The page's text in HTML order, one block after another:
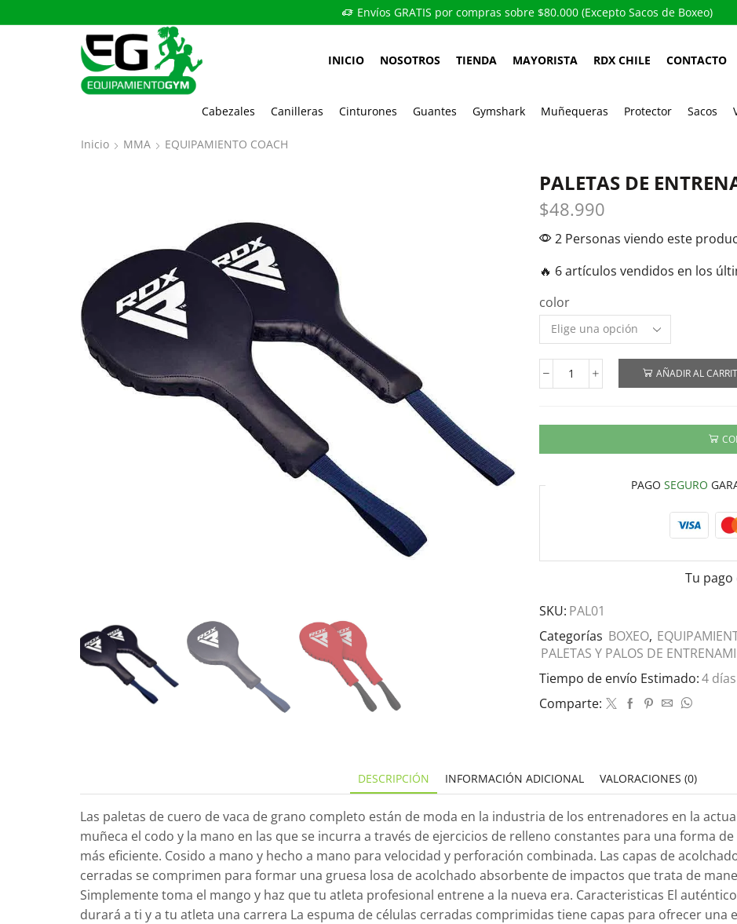
Envíos GRATIS por compras sobre $80.000 (Excepto Sacos de Boxeo)
INICIO NOSOTROS TIENDA MAYORISTA RDX CHILE CONTACTO
Cabezales Canilleras Cinturones Guantes Gymshark Muñequeras Protector Sacos
Inicio MMA EQUIPAMIENTO COACH
PALETAS DE
$48.990
2 Personas viendo este
🔥 6 artículos vendidos en los
color
AÑADIR AL
PAGO SEGURO
Tu pago
SKU: PAL01
Categorías BOXEO,
PALETAS Y PALOS DE
Tiempo de envío Estimado:4 días
Comparte:
DESCRIPCIÓN INFORMACIÓN ADICIONAL VALORACIONES (0)
Las paletas de cuero de vaca de grano completo están de moda en la industria de los entrenadores en la
muñeca el codo y la mano en las que se incurra a través de ejercicios de relleno constantes para una forma
más eficiente. Cosido a mano y hecho a mano para velocidad y perforación combinada. Las capas de
cerradas se comprimen para formar una gruesa losa de acolchado absorbente de impactos que trata de
Simplemente toma el mango y haz que tu atleta profesional entrene a la nueva era. Caracteristicas El
durará a ti y a tu atleta una carrera La espuma de células cerradas comprimidas tiene capas para ofrecer una